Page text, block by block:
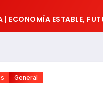
ECONOMÍA ESTABLE,
General